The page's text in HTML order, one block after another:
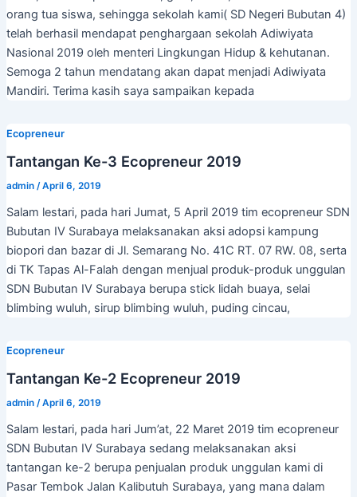
orang tua siswa, sehingga sekolah kami( SD Negeri Bubutan 4)
telah berhasil mendapat penghargaan sekolah Adiwiyata
Nasional 2019 oleh menteri Lingkungan Hidup & kehutanan.
Semoga 2 tahun mendatang akan dapat menjadi Adiwiyata
Mandiri. Terima kasih saya sampaikan kepada
Ecopreneur
Tantangan Ke-3 Ecopreneur 2019
admin /April 6, 2019
Salam lestari, pada hari Jumat, 5 April 2019 tim ecopreneur SDN
Bubutan IV Surabaya melaksanakan aksi adopsi kampung
biopori dan bazar di Jl. Semarang No. 41C RT. 07 RW. 08, serta
di TK Tapas Al-Falah dengan menjual produk-produk unggulan
SDN Bubutan IV Surabaya berupa stick lidah buaya, selai
blimbing wuluh, sirup blimbing wuluh, puding cincau,
Ecopreneur
Tantangan Ke-2 Ecopreneur 2019
admin /April 6, 2019
Salam lestari, pada hari Jum’at, 22 Maret 2019 tim ecopreneur
SDN Bubutan IV Surabaya sedang melaksanakan aksi
tantangan ke-2 berupa penjualan produk unggulan kami di
Pasar Tembok Jalan Kalibutuh Surabaya, yang mana dalam